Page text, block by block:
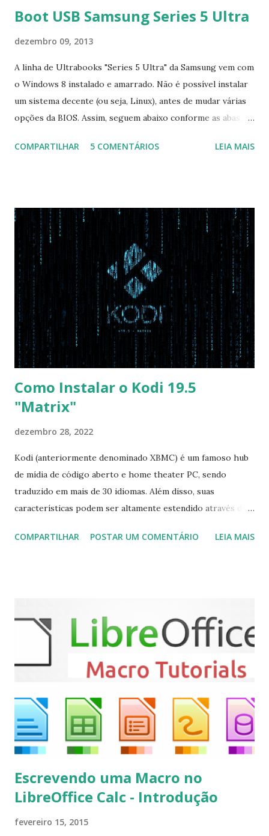
Boot USB Samsung Series 5 Ultra
dezembro 09, 2013
A linha de Ultrabooks "Series 5 Ultra" da Samsung vem com
o Windows 8 instalado e amarrado. Não é possível instalar
um sistema decente (ou seja, Linux), antes de mudar várias
opções da BIOS. Assim, seguem abaixo conforme as abas, a
Na inicialização aperte F2 para acessar a BIOS e então faça
com Win, deixe essa opção no Auto ) Set AHCI Mode ->
Disabled USB S3 Wake-up -> Enabled Boot: Secure Boot ->
Disabled OS Mode Selection -> UEFI and CSM OS (Essa
opção garante boot com Win e Linux) Boot > Boot Priority
Order USB HDD: SATA CD: SATA HDD: Essa ordem de boot
vai garantir que ele tente primeiro o boot pela USB, depois
pelo CD e por último no HD. Apenas as opções acima são
as necessá...
COMPARTILHAR 5 COMENTÁRIOS LEIA MAIS
Como Instalar o Kodi 19.5
"Matrix"
dezembro 28, 2022
Kodi (anteriormente denominado XBMC) é um famoso hub
de mídia de código aberto e home theater PC, sendo
traduzido em mais de 30 idiomas. Além disso, suas
características podem ser altamente estendido através de
(personal video recorder). A versão final do Kodi 19.5
sudo apt-get install kodi Use o comando a seguir para
instalar codecs de áudio e outros complementos,
executando: $ sudo apt-get install --install-suggests
kodi Para remover, execute: $ sudo apt-get remove
COMPARTILHAR POSTAR UM COMENTÁRIO LEIA MAIS
Escrevendo uma Macro no
LibreOffice Calc - Introdução
fevereiro 15, 2015